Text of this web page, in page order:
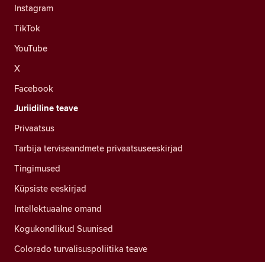
Instagram
TikTok
YouTube
X
Facebook
Juriidiline teave
Privaatsus
Tarbija terviseandmete privaatsuseeskirjad
Tingimused
Küpsiste eeskirjad
Intellektuaalne omand
Kogukondlikud Suunised
Colorado turvalisuspoliitika teave